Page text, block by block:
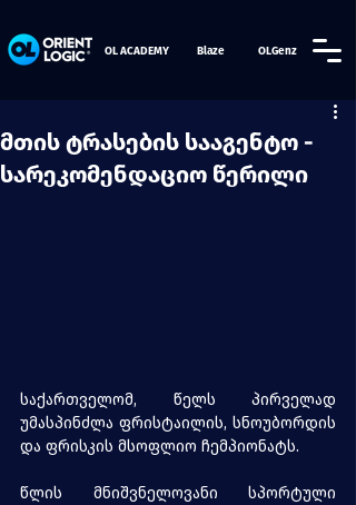
OL ACADEMY Blaze OLGenz
მთის ტრასების სააგენტო -
სარეკომენდაციო წერილი
საქართველომ, წელს პირველად
უმასპინძლა ფრისტაილის, სნოუბორდის
და ფრისკის მსოფლიო ჩემპიონატს.
წლის მნიშვნელოვანი სპორტული